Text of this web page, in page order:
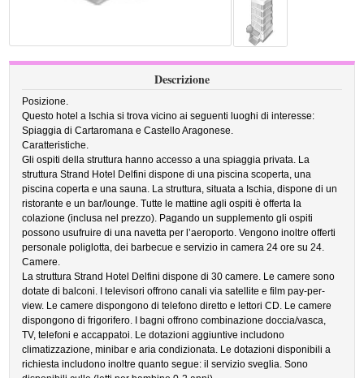
Descrizione
Posizione.
Questo hotel a Ischia si trova vicino ai seguenti luoghi di interesse:
Spiaggia di Cartaromana e Castello Aragonese.
Caratteristiche.
Gli ospiti della struttura hanno accesso a una spiaggia privata. La
struttura Strand Hotel Delfini dispone di una piscina scoperta, una
piscina coperta e una sauna. La struttura, situata a Ischia, dispone di un
ristorante e un bar/lounge. Tutte le mattine agli ospiti è offerta la
colazione (inclusa nel prezzo). Pagando un supplemento gli ospiti
possono usufruire di una navetta per l’aeroporto. Vengono inoltre offerti
personale poliglotta, dei barbecue e servizio in camera 24 ore su 24.
Camere.
La struttura Strand Hotel Delfini dispone di 30 camere. Le camere sono
dotate di balconi. I televisori offrono canali via satellite e film pay-per-
view. Le camere dispongono di telefono diretto e lettori CD. Le camere
dispongono di frigorifero. I bagni offrono combinazione doccia/vasca,
TV, telefoni e accappatoi. Le dotazioni aggiuntive includono
climatizzazione, minibar e aria condizionata. Le dotazioni disponibili a
richiesta includono inoltre quanto segue: il servizio sveglia. Sono